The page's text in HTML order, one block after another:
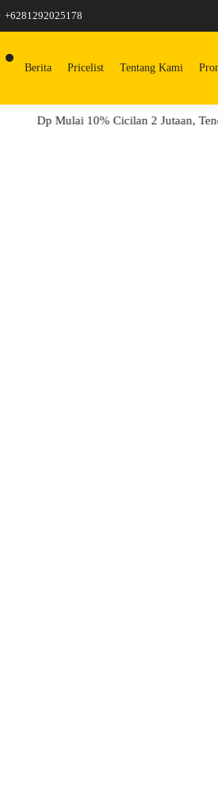
+6281292025178
Berita Pricelist Tentang Kami
Dp Mulai 10% Cicilan 2 Jutaan, Tenor